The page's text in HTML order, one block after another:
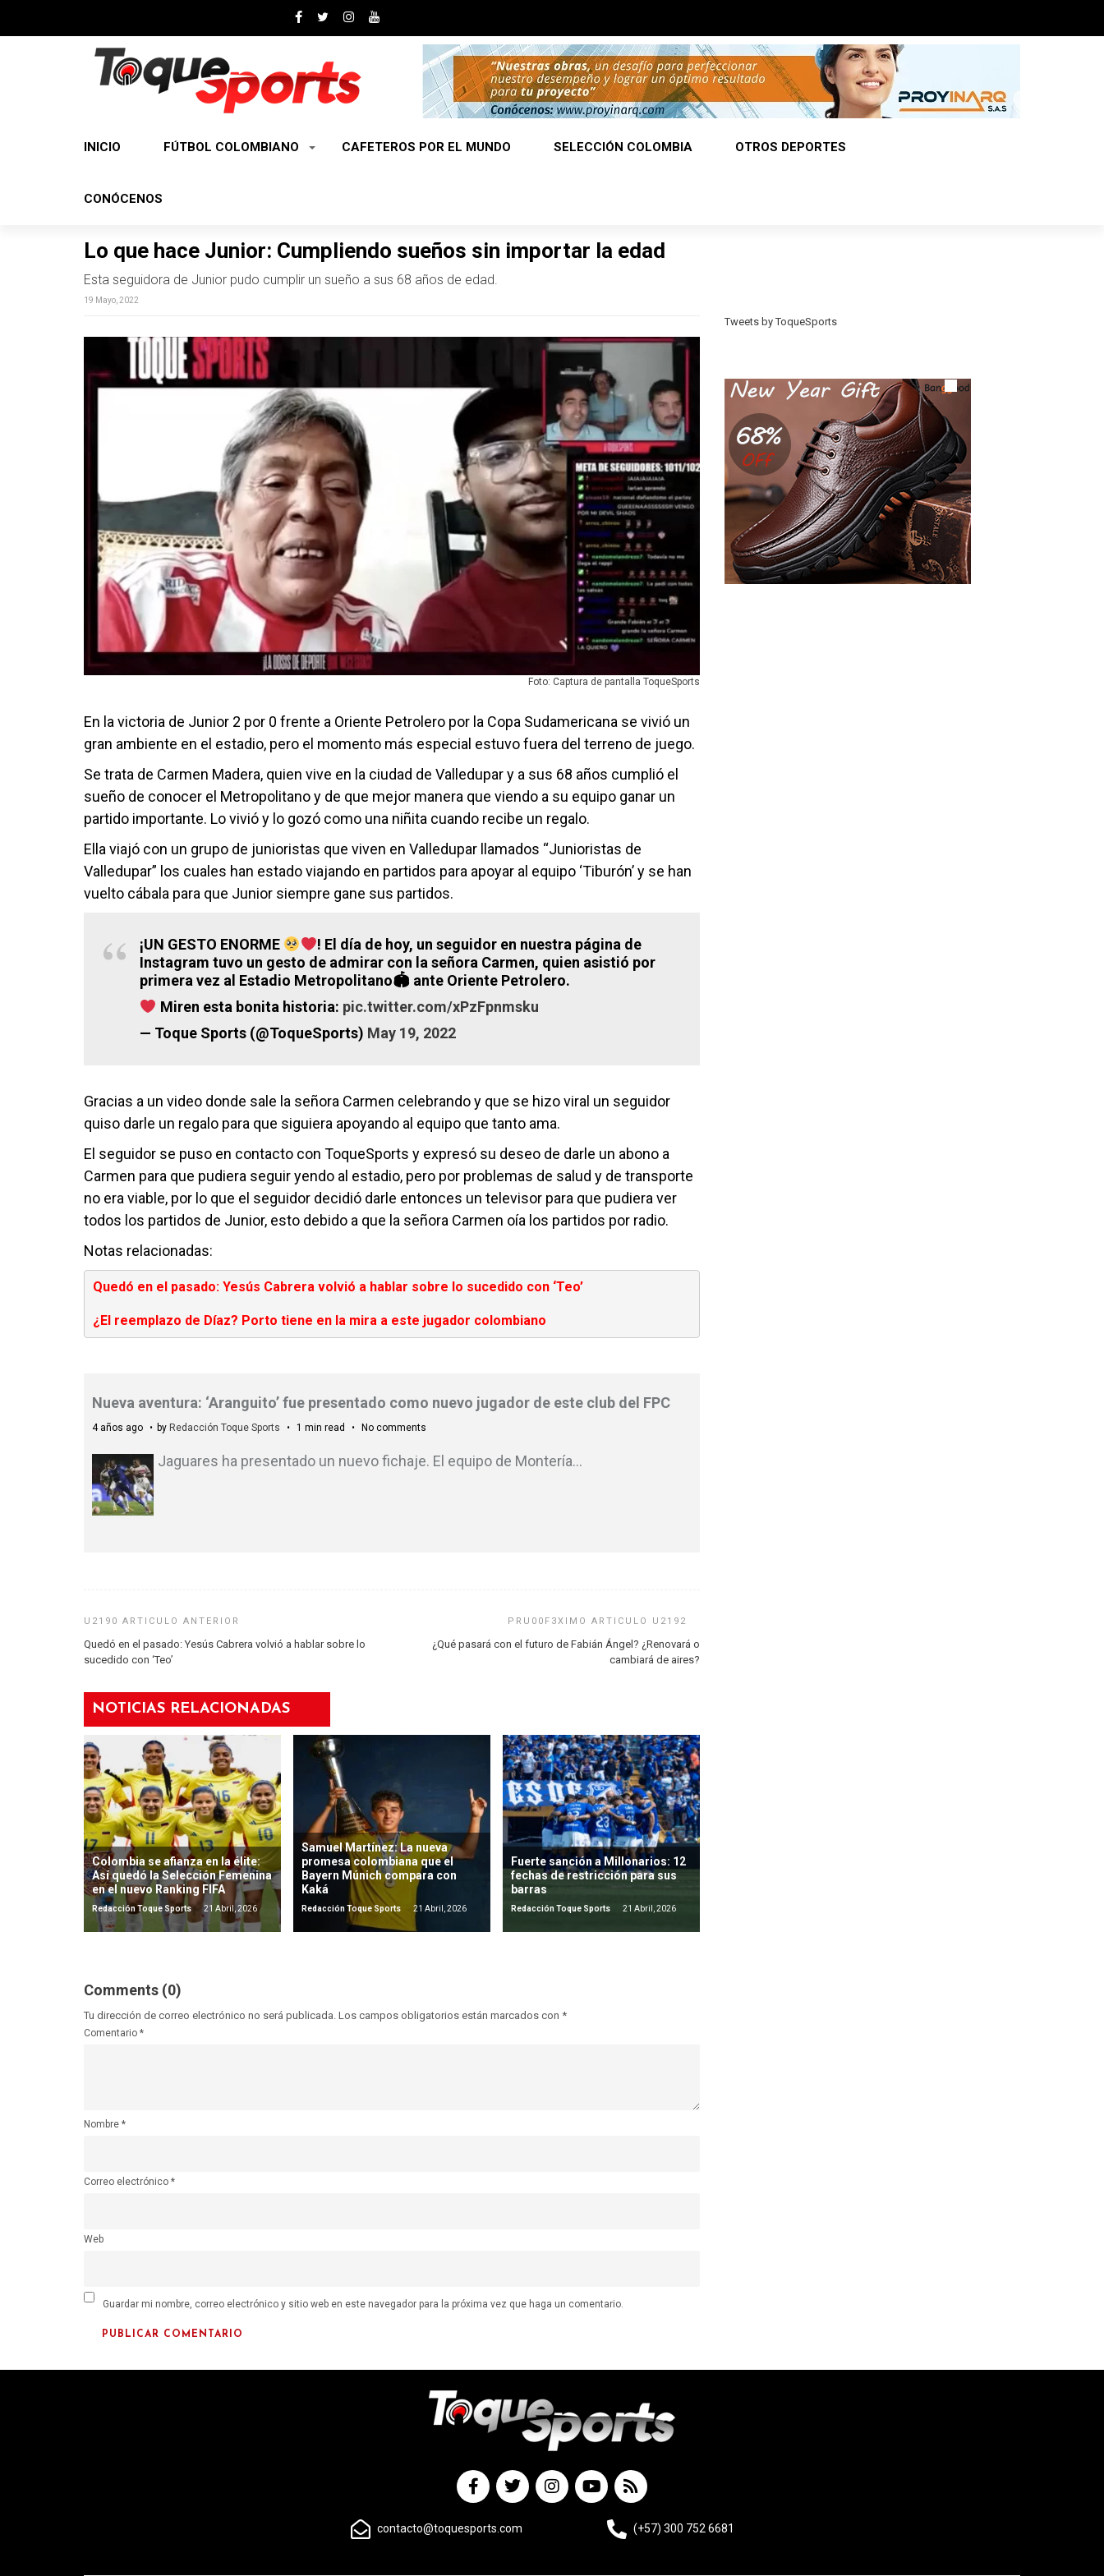
INICIO FÚTBOL COLOMBIANO CAFETEROS POR EL MUNDO SELECCIÓN COLOMBIA OTROS DEPORTES
CONÓCENOS
Lo que hace Junior: Cumpliendo sueños sin importar la edad
Esta seguidora de Junior pudo cumplir un sueño a sus 68 años de edad.
19 Mayo, 2022
Foto: Captura de pantalla ToqueSports
En la victoria de Junior 2 por 0 frente a Oriente Petrolero por la Copa Sudamericana se vivió un
gran ambiente en el estadio, pero el momento más especial estuvo fuera del terreno de juego.
Se trata de Carmen Madera, quien vive en la ciudad de Valledupar y a sus 68 años cumplió el
sueño de conocer el Metropolitano y de que mejor manera que viendo a su equipo ganar un
partido importante. Lo vivió y lo gozó como una niñita cuando recibe un regalo.
Ella viajó con un grupo de junioristas que viven en Valledupar llamados “Junioristas de
Valledupar” los cuales han estado viajando en partidos para apoyar al equipo ‘Tiburón’ y se han
vuelto cábala para que Junior siempre gane sus partidos.
¡UN GESTO ENORME
! El día de hoy, un seguidor en nuestra página de
Instagram tuvo un gesto de admirar con la señora Carmen, quien asistió por
primera vez al Estadio Metropolitano🏟 ante Oriente Petrolero.
Miren esta bonita historia: pic.twitter.com/xPzFpnmsku
— Toque Sports (@ToqueSports) May 19, 2022
Gracias a un video donde sale la señora Carmen celebrando y que se hizo viral un seguidor
quiso darle un regalo para que siguiera apoyando al equipo que tanto ama.
El seguidor se puso en contacto con ToqueSports y expresó su deseo de darle un abono a
Carmen para que pudiera seguir yendo al estadio, pero por problemas de salud y de transporte
no era viable, por lo que el seguidor decidió darle entonces un televisor para que pudiera ver
todos los partidos de Junior, esto debido a que la señora Carmen oía los partidos por radio.
Notas relacionadas:
Quedó en el pasado: Yesús Cabrera volvió a hablar sobre lo sucedido con ‘Teo’
¿El reemplazo de Díaz? Porto tiene en la mira a este jugador colombiano
Nueva aventura: ‘Aranguito’ fue presentado como nuevo jugador de este club del FPC
4 años ago by Redacción Toque Sports 1 min read No comments
Jaguares ha presentado un nuevo fichaje. El equipo de Montería…
Quedó en el pasado: Yesús Cabrera volvió a hablar sobre lo
sucedido con ‘Teo’
¿Qué pasará con el futuro de Fabián Ángel? ¿Renovará o
cambiará de aires?
NOTICIAS RELACIONADAS
Colombia se afianza en la élite:
Así quedó la Selección Femenina
en el nuevo Ranking FIFA
Redacción Toque Sports 21 Abril, 2026
Samuel Martínez: La nueva
promesa colombiana que el
Bayern Múnich compara con
Kaká
Redacción Toque Sports 21 Abril, 2026
Fuerte sanción a Millonarios: 12
fechas de restricción para sus
barras
Redacción Toque Sports 21 Abril, 2026
Comments (0)
Tu dirección de correo electrónico no será publicada. Los campos obligatorios están marcados con *
Comentario *
Nombre *
Correo electrónico *
Web
Guardar mi nombre, correo electrónico y sitio web en este navegador para la próxima vez que haga un comentario.
Tweets by ToqueSports
contacto@toquesports.com (+57) 300 752 6681